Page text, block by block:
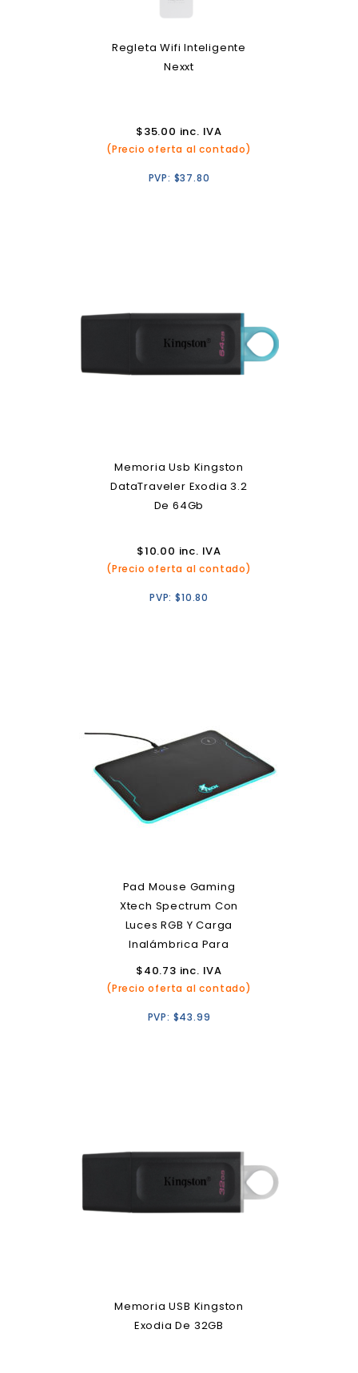
Regleta Wifi Inteligente
Nexxt
$35.00 inc. IVA
(Precio oferta al contado)
PVP: $37.80
Memoria Usb Kingston
DataTraveler Exodia 3.2
De 64Gb
$10.00 inc. IVA
(Precio oferta al contado)
PVP:$10.80
Pad Mouse Gaming
Xtech Spectrum Con
Luces RGB Y Carga
Inalámbrica Para
Smartphones
$40.73 inc. IVA
(Precio oferta al contado)
PVP: $43.99
Memoria USB Kingston
Exodia De 32GB